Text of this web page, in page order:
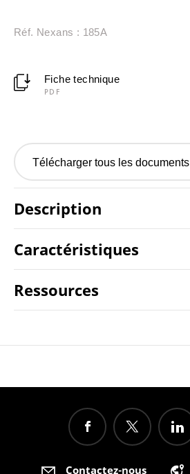
Réf. Nexans : 185A
Fiche technique
PDF
Télécharger tous les documents
Description
Caractéristiques
Ressources
Contactez-nous